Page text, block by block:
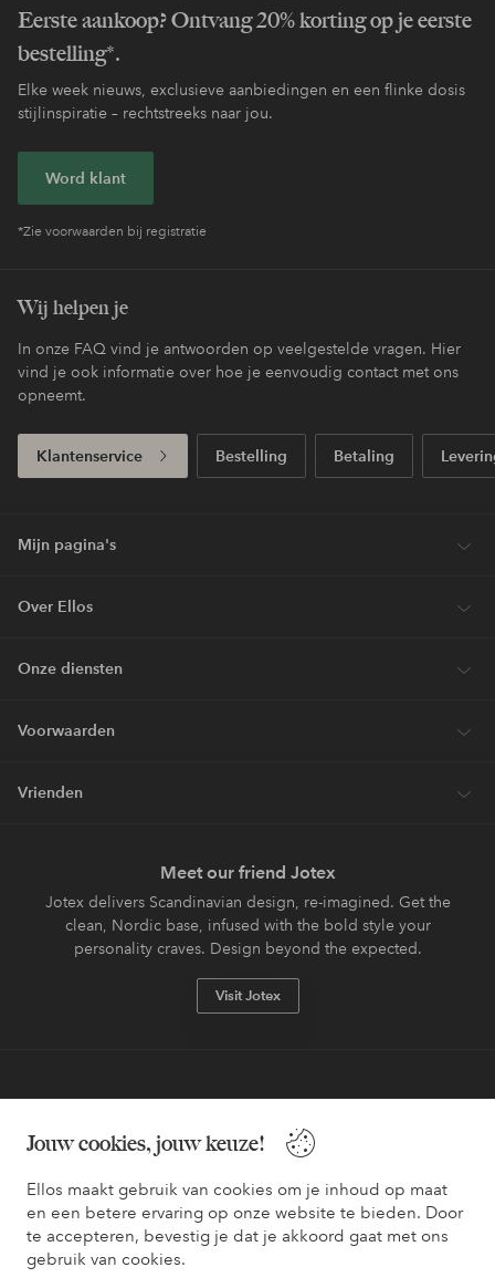
Jouw cookies, jouw keuze!
Ellos maakt gebruik van cookies om je inhoud op maat
en een betere ervaring op onze website te bieden. Door
te accepteren, bevestig je dat je akkoord gaat met ons
gebruik van cookies.
Eerste aankoop? Ontvang 20% korting op je eerste
bestelling*.
Elke week nieuws, exclusieve aanbiedingen en een flinke dosis
stijlinspiratie – rechtstreeks naar jou.
Word klant
*Zie voorwaarden bij registratie
Wij helpen je
In onze FAQ vind je antwoorden op veelgestelde vragen. Hier
vind je ook informatie over hoe je eenvoudig contact met ons
opneemt.
Klantenservice Bestelling Betaling
Mijn pagina's
Over Ellos
Onze diensten
Voorwaarden
Vrienden
Meet our friend Jotex
Jotex delivers Scandinavian design, re-imagined. Get the
clean, Nordic base, infused with the bold style your
personality craves. Design beyond the expected.
Visit Jotex
Wil je meer weten over
onze betaalopties